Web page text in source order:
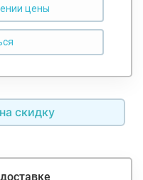
цены
скидку